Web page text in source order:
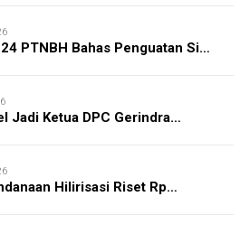
PTNBH Bahas Penguatan Si…
Jadi Ketua DPC Gerindra…
Hilirisasi Riset Rp…